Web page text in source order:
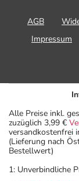
AGB
Impressum
Alle Preise inkl.
zuzüglich 3,99 €
versandkostenfrei
(Lieferung nach
Bestellwert)
1: Unverbindliche